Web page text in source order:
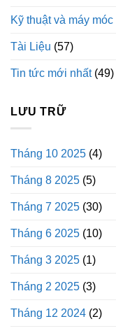
Kỹ thuật và máy móc
Tài Liệu (57)
Tin tức mới nhất(49)
LƯU TRỮ
Tháng 10 2025 (4)
Tháng 8 2025 (5)
Tháng 7 2025 (30)
Tháng 6 2025 (10)
Tháng 3 2025 (1)
Tháng 2 2025 (3)
Tháng 12 2024 (2)